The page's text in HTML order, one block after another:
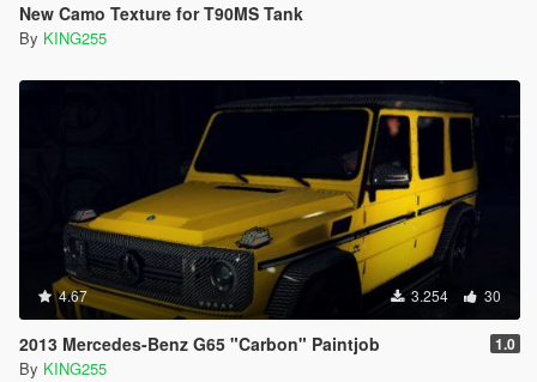
New Camo Texture for T90MS Tank
By KING255
4.67 3.254 30
2013 Mercedes-Benz G65 "Carbon" Paintjob 1.0
By KING255